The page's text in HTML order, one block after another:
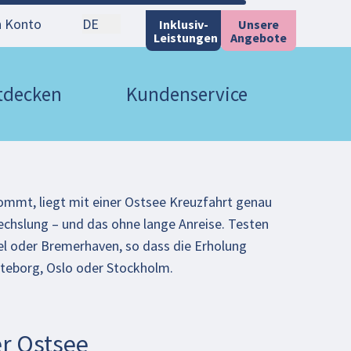
Konto DE
Inklusiv-
Leistungen
Unsere
Angebote
Kundenservice
liegt mit einer Ostsee Kreuzfahrt genau
– und das ohne lange Anreise. Testen
Bremerhaven, so dass die Erholung
Oslo oder Stockholm.
Ostsee